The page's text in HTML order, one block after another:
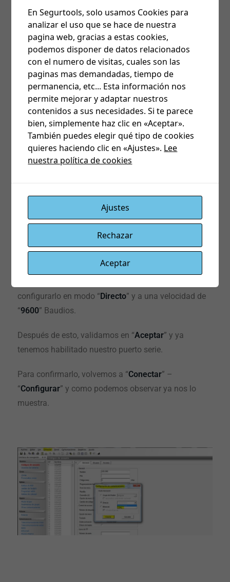
En la primera pestaña de “Puertos
todos los puertos serie que encuentra nuestro servidor
en el PC, debemos marcar sobre el
configurarlo en modo “Directo” y a una velocidad de
“9600” Baudios.
Después de esto, validamos en “Aceptar” y ya
tenemos habilitado nuestro puerto serie.
Para confirmarlo, volvemos a “Conectar” –
“Configurar” y como podemos observar ya nos lo
muestra.
En Segurtools, solo usamos Cookies para
analizar el uso que se hace de nuestra
pagina web, gracias a estas cookies,
podemos disponer de datos relacionados
con el numero de visitas, cuales son las
paginas mas demandadas, tiempo de
permanencia, etc... Esta información nos
permite mejorar y adaptar nuestros
contenidos a sus necesidades. Si te parece
bien, simplemente haz clic en «Aceptar».
También puedes elegir qué tipo de cookies
quieres haciendo clic en «Ajustes». Lee
nuestra política de cookies
Ajustes
Rechazar
Aceptar